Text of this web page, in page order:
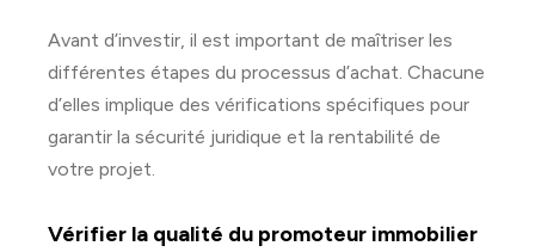
Avant d’investir, il est important de maîtriser les
différentes étapes du processus d’achat. Chacune
d’elles implique des vérifications spécifiques pour
garantir la sécurité juridique et la rentabilité de
votre projet.
Vérifier la qualité du promoteur immobilier